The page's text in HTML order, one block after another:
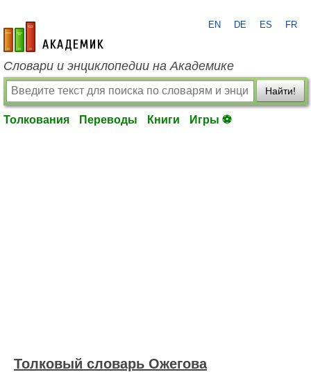
academic.ru
EN DE ES FR
Словари и энциклопедии на Академике
Найти!
Толкования Переводы Книги Игры ⚽
Толковый словарь Ожегова